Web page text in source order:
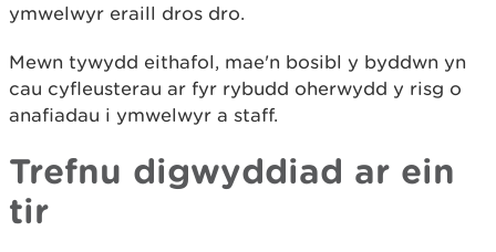
ymwelwyr eraill dros dro.
Mewn tywydd eithafol, mae'n bosibl y byddwn yn
cau cyfleusterau ar fyr rybudd oherwydd y risg o
anafiadau i ymwelwyr a staff.
Trefnu digwyddiad ar ein
tir